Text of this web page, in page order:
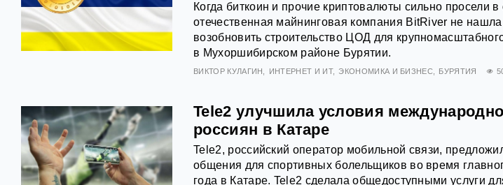
Когда биткоин и прочие криптовалюты сильно просели в
отечественная майнинговая компания BitRiver не
возобновить строительство ЦОД для
в Мухоршибирском районе Бурятии.
ВИКТОР КУЛАГИН ИНТЕРНЕТ И ИТ ЭКОНОМИКА И БИЗНЕС БУРЯТИЯ
Tele2 улучшила условия
россиян в Катаре
Tele2, российский оператор мобильной связи,
общения для спортивных болельщиков во время
года в Катаре. Tele2 сделала общедоступными услуги